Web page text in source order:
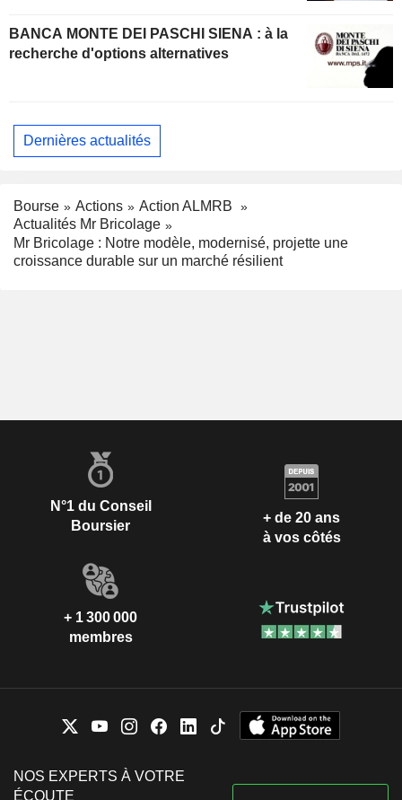
BANCA MONTE DEI PASCHI SIENA : à la
recherche d'options alternatives
Dernières actualités
Bourse Actions
Action ALMRB
Actualités Mr Bricolage
Mr Bricolage : Notre modèle, modernisé, projette une
croissance durable sur un marché résilient
N°1 du Conseil
Boursier
+ de 20 ans
à vos côtés
+ 1 300 000
membres
NOS EXPERTS À VOTRE
ÉCOUTE